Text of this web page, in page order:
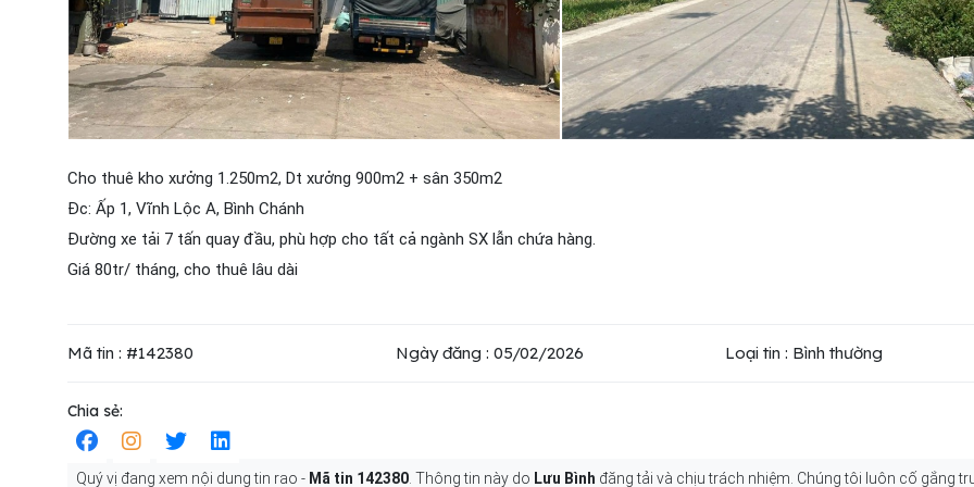
Cho thuê kho xưởng 1.250m2, Dt xưởng 900m2 + sân 350m2
Đc: Ấp 1, Vĩnh Lộc A, Bình Chánh
Đường xe tải 7 tấn quay đầu, phù hợp cho tất cả ngành SX lẫn chứa hàng.
Giá 80tr/ tháng, cho thuê lâu dài
Mã tin : #142380 Ngày đăng : 05/02/2026 Loại tin : Bình thường
Chia sẻ:
Quý vị đang xem nội dung tin rao - Mã tin 142380 . Thông tin này do Lưu Bình đăng tải và chịu trách nhiệm. Chúng tôi luôn cố gắng